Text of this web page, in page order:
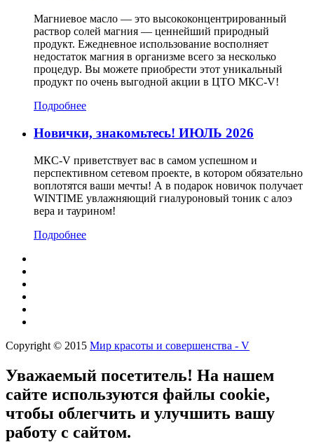
Магниевое масло — это высококонцентрированный
раствор солей магния — ценнейший природный
продукт. Ежедневное использование восполняет
недостаток магния в организме всего за несколько
процедур. Вы можете приобрести этот уникальный
продукт по очень выгодной акции в ЦТО МКС-V!
Подробнее
Новички, знакомьтесь! ИЮЛЬ 2026
МКС-V приветствует вас в самом успешном и
перспективном сетевом проекте, в котором обязательно
воплотятся ваши мечты! А в подарок новичок получает
WINTIME увлажняющий гиалуроновый тоник с алоэ
вера и таурином!
Подробнее
Copyright © 2015 Мир красоты и совершенства - V
Уважаемый посетитель! На нашем
сайте используются файлы cookie,
чтобы облегчить и улучшить вашу
работу с сайтом.